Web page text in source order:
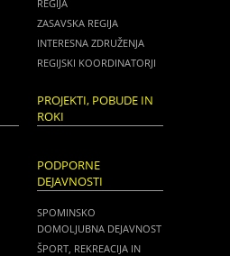
REGIJA
ZASAVSKA REGIJA
INTERESNA ZDRUŽENJA
REGIJSKI KOORDINATORJI
PROJEKTI, POBUDE IN
ROKI
PODPORNE
DEJAVNOSTI
SPOMINSKO
DOMOLJUBNA DEJAVNOST
ŠPORT, REKREACIJA IN